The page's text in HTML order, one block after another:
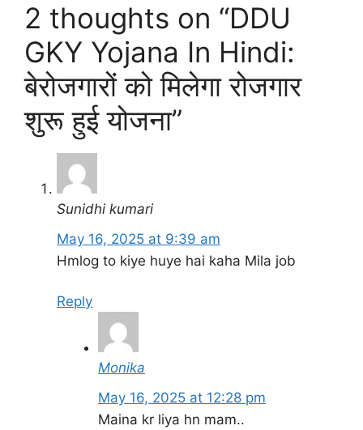
2 thoughts on “DDU
GKY Yojana In Hindi:
बेरोजगारों को मिलेगा रोजगार
शुरू हुई योजना”
Sunidhi kumari
May 16, 2025 at 9:39 am
Hmlog to kiye huye hai kaha Mila job
Reply
Monika
May 16, 2025 at 12:28 pm
Maina kr liya hn mam..